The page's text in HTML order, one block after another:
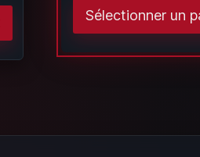
Sélectionner un